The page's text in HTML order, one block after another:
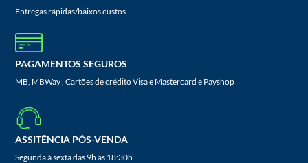
Entregas rápidas/baixos custos
PAGAMENTOS SEGUROS
MB, MBWay , Cartões de crédito Visa e Mastercard e Payshop
ASSITÊNCIA PÓS-VENDA
Segunda à sexta das 9h às 18:30h